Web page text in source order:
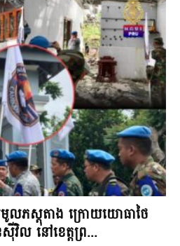
មូលភស្តុតាង ក្រោយយោធាថៃ
វិល នៅខេត្តព្រ...